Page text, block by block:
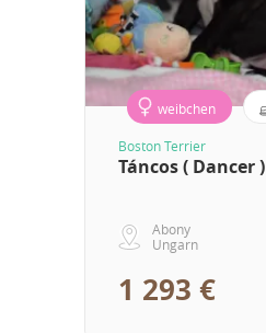
weibchen
Boston Terrier
Táncos ( Dancer )
Abony
Ungarn
1 293 €